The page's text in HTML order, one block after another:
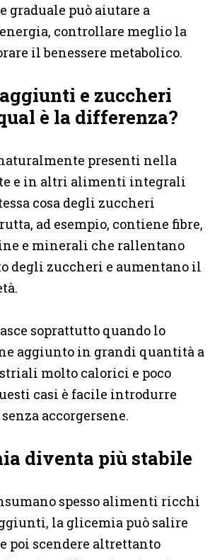
graduale può aiutare a
controllare meglio la
il benessere metabolico.
e zuccheri
è la differenza?
presenti nella
e in altri alimenti integrali
cosa degli zuccheri
ad esempio, contiene fibre,
e minerali che rallentano
degli zuccheri e aumentano il
soprattutto quando lo
aggiunto in grandi quantità a
molto calorici e poco
casi è facile introdurre
accorgersene.
diventa più stabile
spesso alimenti ricchi
la glicemia può salire
poi scendere altrettanto